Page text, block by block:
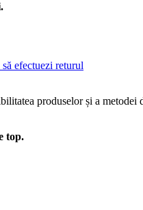
efectuezi returul
produselor și a metodei
top.